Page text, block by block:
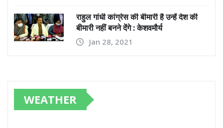
राहुल गांधी कांग्रेस की बीमारी है उन्हें देश की
बीमारी नहीं बनने देंगे : केशवमौर्य
Jan 28, 2021
WEATHER